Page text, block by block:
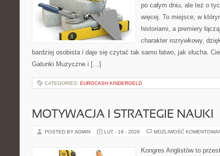
po całym dniu, ale też o
więcej. To miejsce, w
historiami, a premiery
charakter rozrywkowy,
bardziej osobista i daje się czytać tak samo łatwo, jak słucha.
Gatunki Muzyczne i […]
CATEGORIES: EUROCASH KINDERGELD
MOTYWACJA I STRATEGIE NAUKI
POSTED BY ADMIN LUT - 19 - 2026 MOŻLIWOŚĆ
Kongres Anglistów to